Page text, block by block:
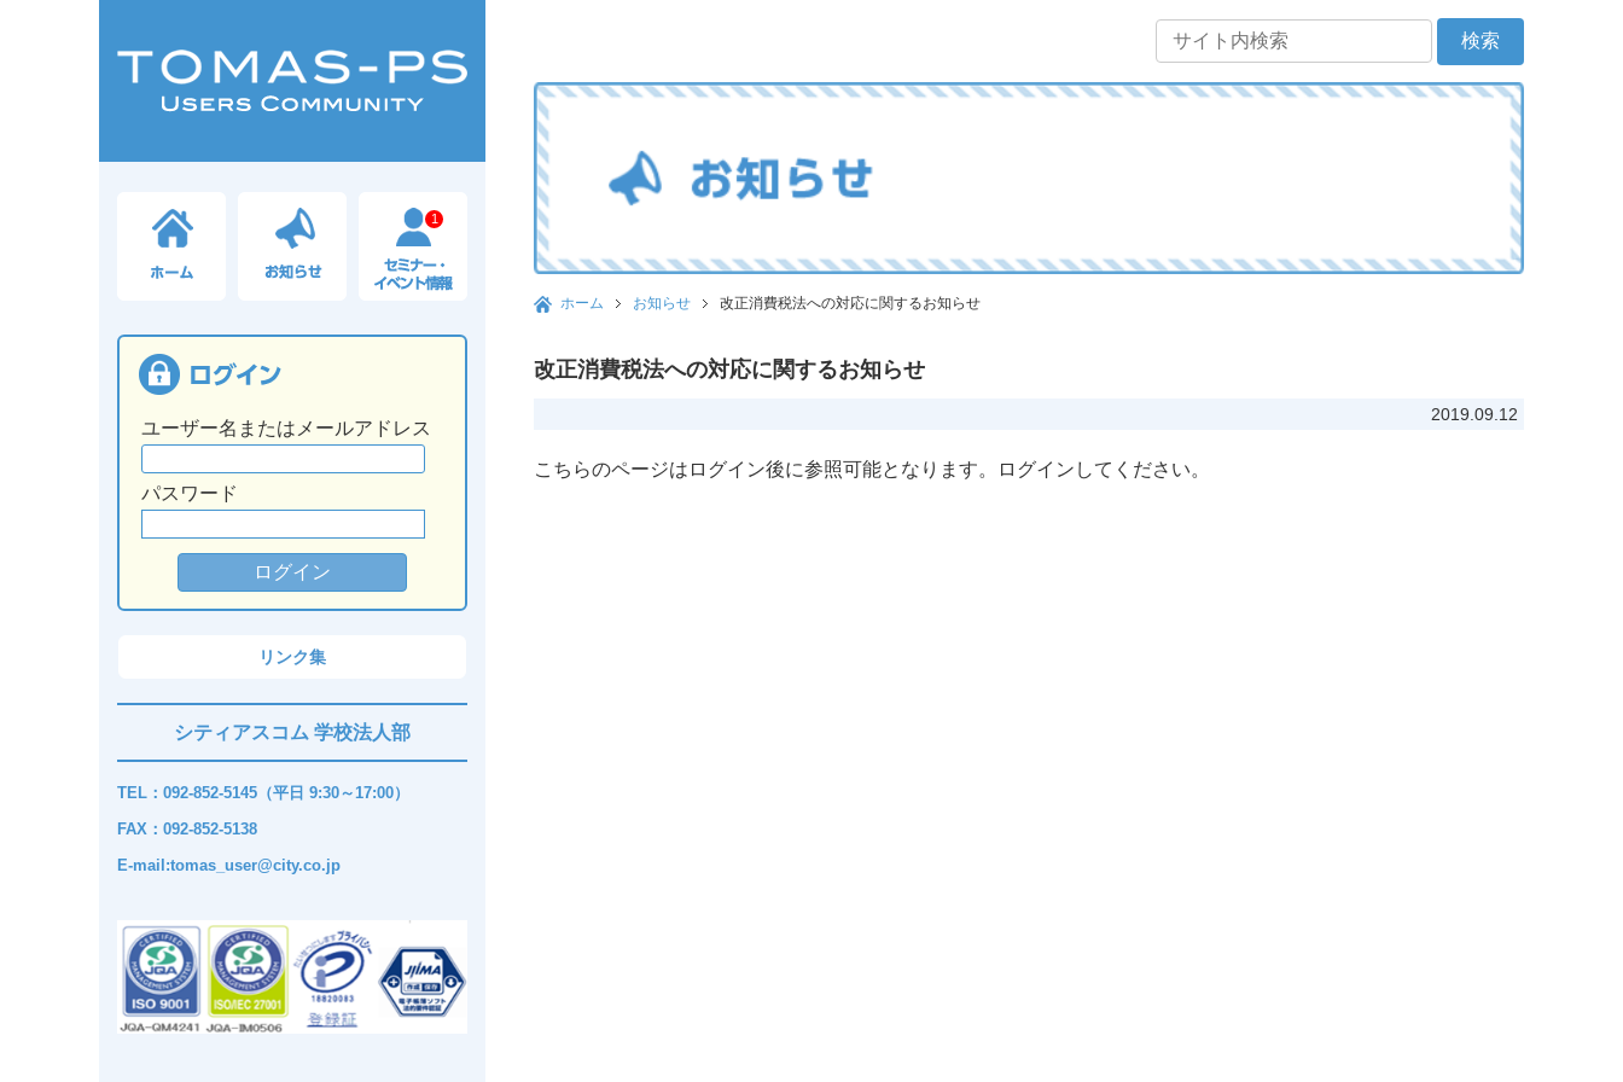
1
ユーザー名またはメールアドレス
パスワード
リンク集
シティアスコム 学校法人部
TEL：092-852-5145（平日 9:30～17:00）
FAX：092-852-5138
E-mail:tomas_user@city.co.jp
ホーム お知らせ 改正消費税法への対応に関するお知らせ
改正消費税法への対応に関するお知らせ
2019.09.12
こちらのページはログイン後に参照可能となります。ログインしてください。